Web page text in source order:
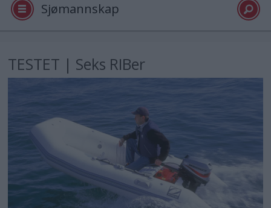
Sjømannskap
Logg inn
TESTET | Seks RIBer